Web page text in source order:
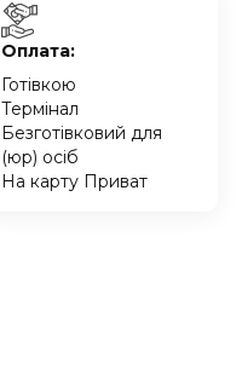
Оплата:
Готівкою
Термінал
Безготівковий для
(юр) осіб
На карту Приват